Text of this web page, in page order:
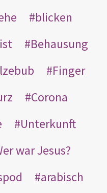
blicken
Behausung
Finger
Corona
Unterkunft
war Jesus?
arabisch